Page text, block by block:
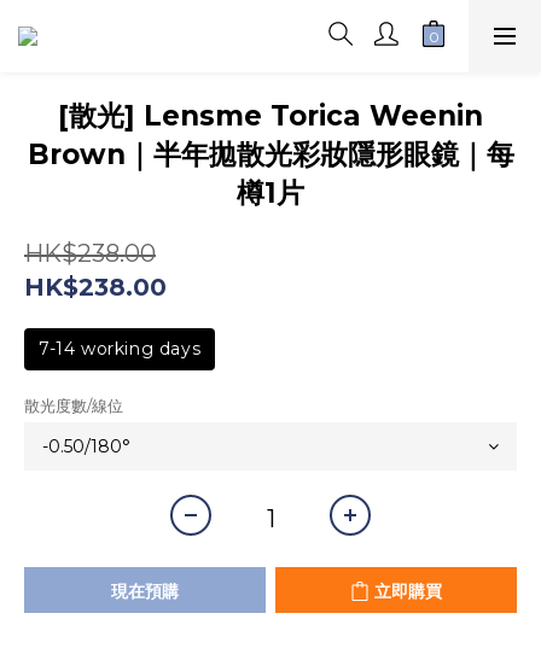
[散光] Lensme Torica Weenin
Brown｜半年拋散光彩妝隱形眼鏡｜每
樽1片
HK$238.00
HK$238.00
7-14 working days
散光度數/線位
現在預購 立即購買